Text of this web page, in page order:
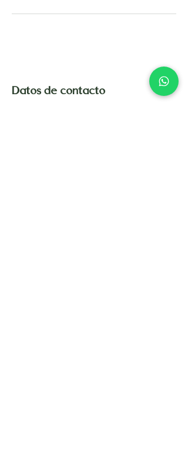
Datos de contacto